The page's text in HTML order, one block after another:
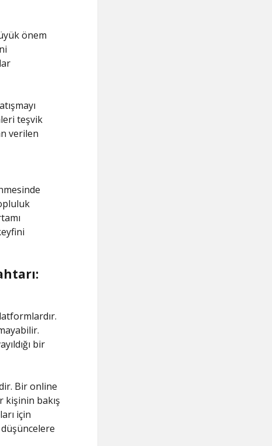
önem
teşvik
verilen
bir
Bir online
kişinin bakış
için